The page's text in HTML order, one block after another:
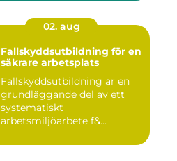
02. aug
Fallskyddsutbildning för en
säkrare arbetsplats
Fallskyddsutbildning är en
grundläggande del av ett
systematiskt
arbetsmiljöarbete f&...